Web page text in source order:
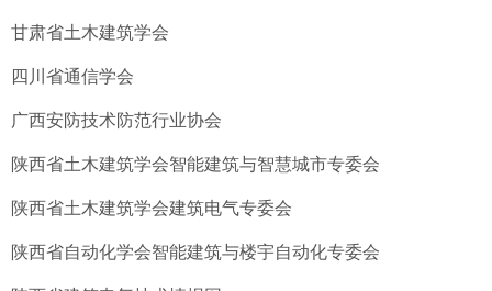
甘肃省土木建筑学会
四川省通信学会
广西安防技术防范行业协会
陕西省土木建筑学会智能建筑与智慧城市专委会
陕西省土木建筑学会建筑电气专委会
陕西省自动化学会智能建筑与楼宇自动化专委会